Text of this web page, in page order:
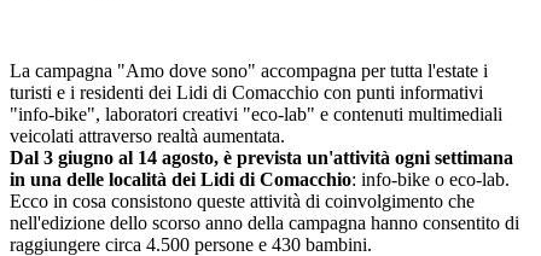
La campagna "Amo dove sono" accompagna per tutta l'estate i
turisti e i residenti dei Lidi di Comacchio con punti informativi
"info-bike", laboratori creativi "eco-lab" e contenuti multimediali
veicolati attraverso realtà aumentata.
Dal 3 giugno al 14 agosto, è prevista un'attività ogni settimana
in una delle località dei Lidi di Comacchio: info-bike o eco-lab.
Ecco in cosa consistono queste attività di coinvolgimento che
nell'edizione dello scorso anno della campagna hanno consentito di
raggiungere circa 4.500 persone e 430 bambini.